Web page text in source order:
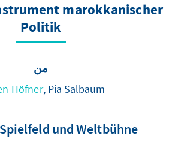
marokkanischer
Politik
من
Höfner, Pia Salbaum
und Weltbühne